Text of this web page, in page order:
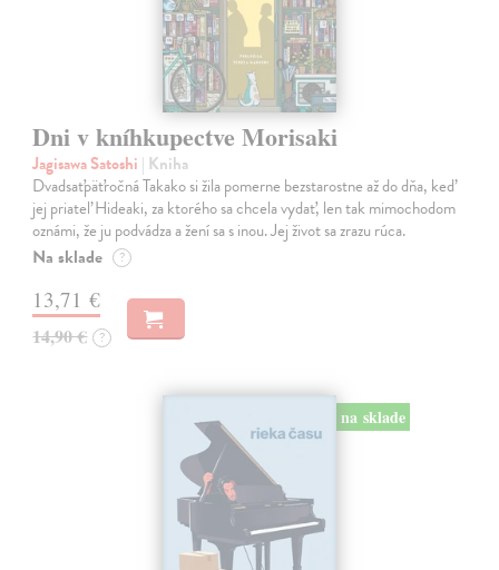
Dni v kníhkupectve Morisaki
Jagisawa Satoshi | Kniha
Dvadsaťpäťročná Takako si žila pomerne bezstarostne až do dňa, keď
jej priateľ Hideaki, za ktorého sa chcela vydať, len tak mimochodom
oznámi, že ju podvádza a žení sa s inou. Jej život sa zrazu rúca.
Na sklade ?
13,71 €
14,90 € ?
na sklade